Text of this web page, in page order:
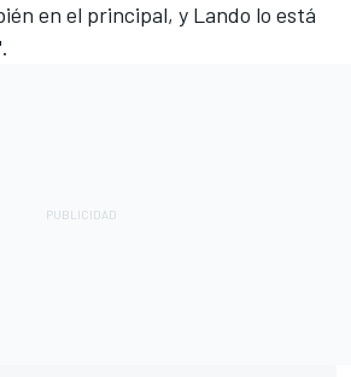
en el principal, y Lando lo está